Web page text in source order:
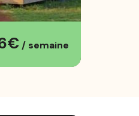
/ semaine